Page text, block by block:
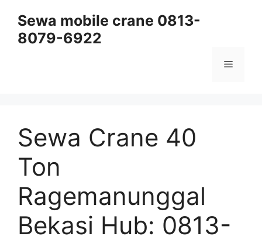
content
Sewa mobile crane 0813-
8079-6922
Menu
Sewa Crane 40
Ton
Ragemanunggal
Bekasi Hub: 0813-